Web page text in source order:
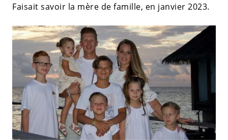
Faisait savoir la mère de famille, en janvier 2023.